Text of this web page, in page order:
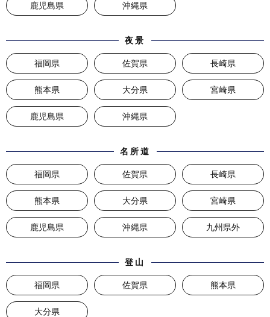
鹿児島県 沖縄県
夜景
福岡県 佐賀県 長崎県
熊本県 大分県 宮崎県
鹿児島県 沖縄県
名所道
福岡県 佐賀県 長崎県
熊本県 大分県 宮崎県
鹿児島県 沖縄県 九州県外
登山
福岡県 佐賀県 熊本県
大分県